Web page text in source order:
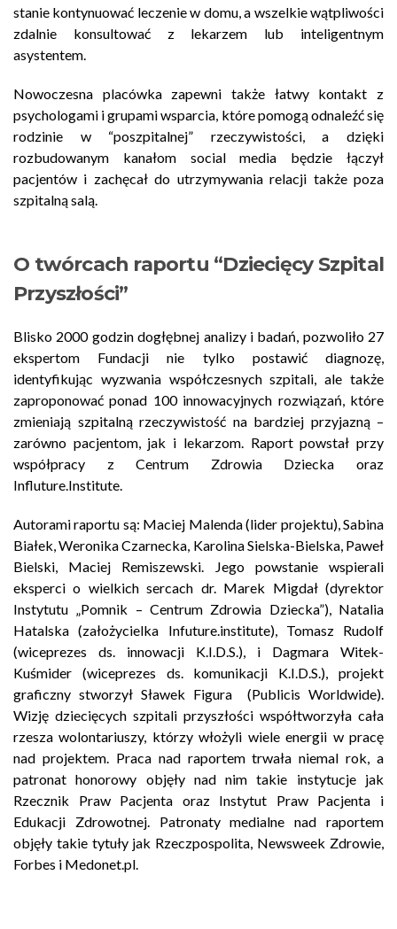
stanie kontynuować leczenie w domu, a wszelkie wątpliwości
zdalnie konsultować z lekarzem lub inteligentnym
asystentem.
Nowoczesna placówka zapewni także łatwy kontakt z
psychologami i grupami wsparcia, które pomogą odnaleźć się
rodzinie w “poszpitalnej” rzeczywistości, a dzięki
rozbudowanym kanałom social media będzie łączył
pacjentów i zachęcał do utrzymywania relacji także poza
szpitalną salą.
O twórcach raportu “Dziecięcy Szpital
Przyszłości”
Blisko 2000 godzin dogłębnej analizy i badań, pozwoliło 27
ekspertom Fundacji nie tylko postawić diagnozę,
identyfikując wyzwania współczesnych szpitali, ale także
zaproponować ponad 100 innowacyjnych rozwiązań, które
zmieniają szpitalną rzeczywistość na bardziej przyjazną –
zarówno pacjentom, jak i lekarzom. Raport powstał przy
współpracy z Centrum Zdrowia Dziecka oraz
Influture.Institute.
Autorami raportu są: Maciej Malenda (lider projektu), Sabina
Białek, Weronika Czarnecka, Karolina Sielska-Bielska, Paweł
Bielski, Maciej Remiszewski. Jego powstanie wspierali
eksperci o wielkich sercach dr. Marek Migdał (dyrektor
Instytutu „Pomnik – Centrum Zdrowia Dziecka”), Natalia
Hatalska (założycielka Infuture.institute), Tomasz Rudolf
(wiceprezes ds. innowacji K.I.D.S.), i Dagmara Witek-
Kuśmider (wiceprezes ds. komunikacji K.I.D.S.), projekt
graficzny stworzył Sławek Figura (Publicis Worldwide).
Wizję dziecięcych szpitali przyszłości współtworzyła cała
rzesza wolontariuszy, którzy włożyli wiele energii w pracę
nad projektem. Praca nad raportem trwała niemal rok, a
patronat honorowy objęły nad nim takie instytucje jak
Rzecznik Praw Pacjenta oraz Instytut Praw Pacjenta i
Edukacji Zdrowotnej. Patronaty medialne nad raportem
objęły takie tytuły jak Rzeczpospolita, Newsweek Zdrowie,
Forbes i Medonet.pl.